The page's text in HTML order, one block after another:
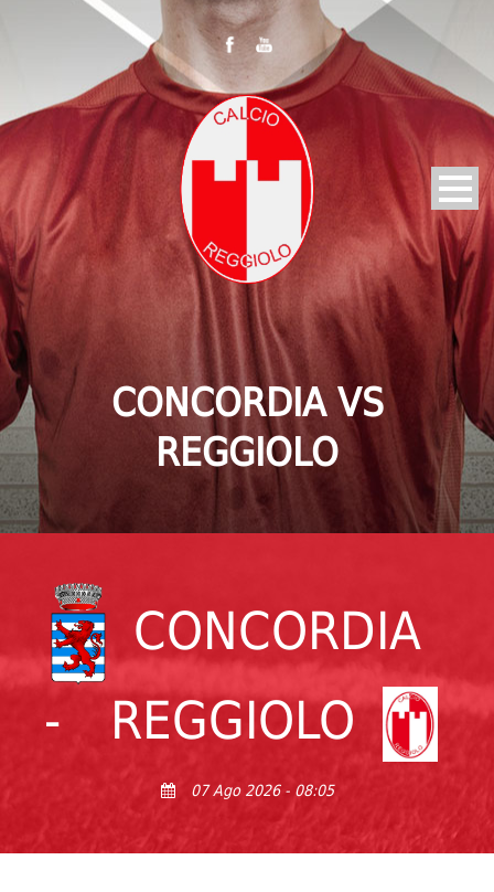
CONCORDIA VS
REGGIOLO
CONCORDIA
-
REGGIOLO
07 Ago 2026 - 08:05